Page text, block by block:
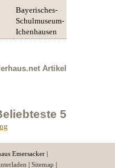
Bayerisches-
Schulmuseum-
Ichenhausen
Artikel
5
Emersacker |
Sitemap